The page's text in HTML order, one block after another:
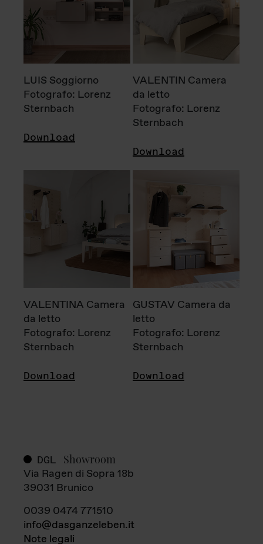
LUIS Soggiorno
Fotografo: Lorenz
Sternbach
Download
VALENTIN Camera
da letto
Fotografo: Lorenz
Sternbach
Download
VALENTINA Camera
da letto
Fotografo: Lorenz
Sternbach
Download
GUSTAV Camera da
letto
Fotografo: Lorenz
Sternbach
Download
DGL Showroom
Via Ragen di Sopra 18b
39031 Brunico
0039 0474 771510
info@dasganzeleben.it
Note legali